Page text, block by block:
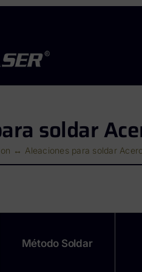
soldar
Aleaciones para soldar
Método Soldar